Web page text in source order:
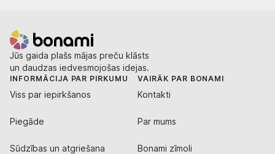
Jūs gaida plašs mājas preču klāsts
un daudzas iedvesmojošas idejas.
INFORMĀCIJA PAR PIRKUMU
Viss par iepirkšanos
Piegāde
Sūdzības un atgriešana
VAIRĀK PAR BONAMI
Kontakti
Par mums
Bonami zīmoli